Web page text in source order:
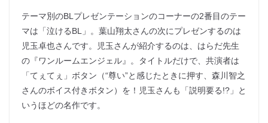
テーマ別のBLプレゼンテーションのコーナーの2番目のテー
マは「泣けるBL」。葉山翔太さんの次にプレゼンするのは
児玉卓也さんです。児玉さんが紹介するのは、はらだ先生
の『ワンルームエンジェル』。タイトルだけで、共演者は
「てぇてぇ」ボタン（“尊い”と感じたときに押す、森川智之
さんのボイス付きボタン）を！児玉さんも「説明要る!?」と
いうほどの名作です。